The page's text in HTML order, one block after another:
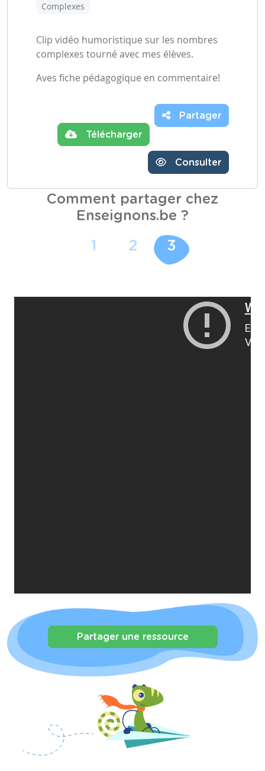
Complexes
Clip vidéo humoristique sur les nombres
complexes tourné avec mes élèves.
Aves fiche pédagogique en commentaire!
Télécharger
Partager
Consulter
Comment partager chez
Enseignons.be ?
1 2 3
Partager une ressource